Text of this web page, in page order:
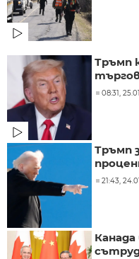
Тръмп
08:31,
Тръмп
21:43,